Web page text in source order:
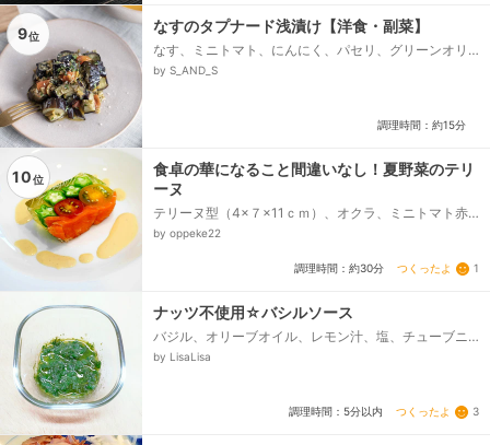
9位
なすのタプナード浅漬け【洋食・副菜】
なす、ミニトマト、にんにく、パセリ、グリーンオリ
ーブ（種抜き）、ケイパー（酢漬け）、アンチョビ
（粗びき）、粉チーズ（好みで）、塩、オリーブ油...
by S_AND_S
調理時間：約15分
10位
食卓の華になること間違いなし！夏野菜のテリ
ーヌ
テリーヌ型（4×７×11ｃｍ）、オクラ、ミニトマト赤
色・黄色、塩（板ずり用・下茹で用）、スモークサー
ゼラチン、☆マヨネーズ、☆醤油・レモン汁、☆わさ
by oppeke22
調理時間：約30分 つくったよ 1
ナッツ不使用☆バシルソース
バジル、オリーブオイル、レモン汁、塩、チューブニ
ンニク
by LisaLisa
調理時間：5分以内 つくったよ 3